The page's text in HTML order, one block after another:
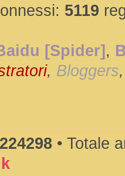
5119
[Spider] ,
, Bloggers
224298 • Totale